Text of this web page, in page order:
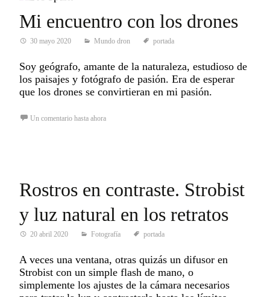
Mi encuentro con los drones
30 mayo 2020 Mundo dron portada
Soy geógrafo, amante de la naturaleza, estudioso de
los paisajes y fotógrafo de pasión. Era de esperar
que los drones se convirtieran en mi pasión.
Un comentario hasta ahora
Rostros en contraste. Strobist
y luz natural en los retratos
20 abril 2020 Fotografía portada
A veces una ventana, otras quizás un difusor en
Strobist con un simple flash de mano, o
simplemente los ajustes de la cámara necesarios